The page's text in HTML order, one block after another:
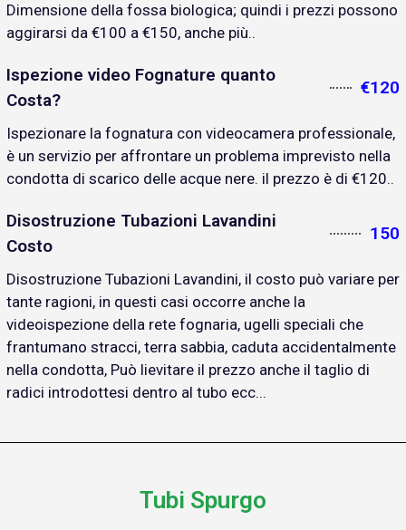
Dimensione della fossa biologica; quindi i prezzi possono
aggirarsi da €100 a €150, anche più..
Ispezione video Fognature quanto
Costa?
€120
Ispezionare la fognatura con videocamera professionale,
è un servizio per affrontare un problema imprevisto nella
condotta di scarico delle acque nere. il prezzo è di €120..
Disostruzione Tubazioni Lavandini
Costo
150
Disostruzione Tubazioni Lavandini, il costo può variare per
tante ragioni, in questi casi occorre anche la
videoispezione della rete fognaria, ugelli speciali che
frantumano stracci, terra sabbia, caduta accidentalmente
nella condotta, Può lievitare il prezzo anche il taglio di
radici introdottesi dentro al tubo ecc...
Tubi Spurgo